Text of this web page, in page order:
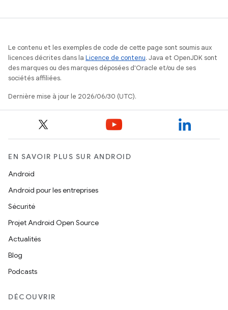
Le contenu et les exemples de code de cette page sont soumis aux
licences décrites dans la Licence de contenu. Java et OpenJDK sont
des marques ou des marques déposées d'Oracle et/ou de ses
sociétés affiliées.
Dernière mise à jour le 2026/06/30 (UTC).
EN SAVOIR PLUS SUR ANDROID
Android
Android pour les entreprises
Sécurité
Projet Android Open Source
Actualités
Blog
Podcasts
DÉCOUVRIR